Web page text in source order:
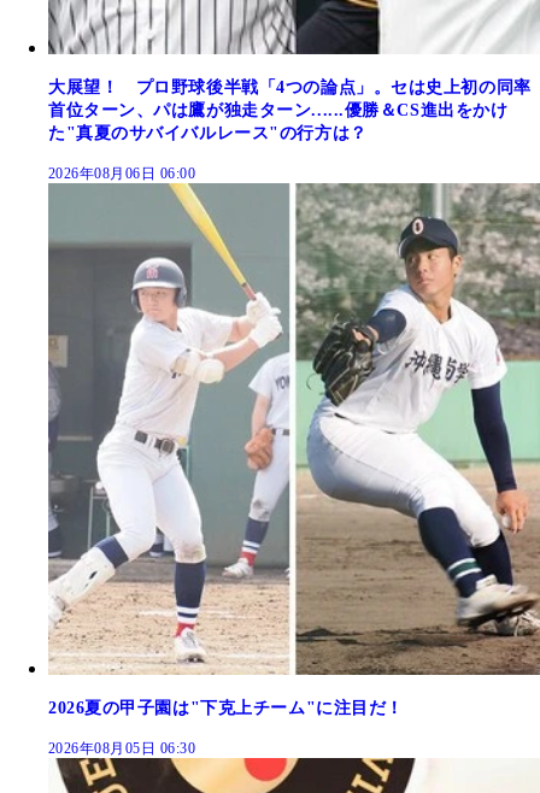
大展望！ プロ野球後半戦「4つの論点」。セは史上初の同率
首位ターン、パは鷹が独走ターン......優勝＆CS進出をかけ
た"真夏のサバイバルレース"の行方は？
2026年08月06日 06:00
2026夏の甲子園は"下克上チーム"に注目だ！
2026年08月05日 06:30